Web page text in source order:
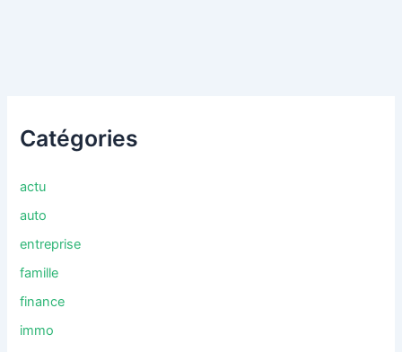
Catégories
actu
auto
entreprise
famille
finance
immo